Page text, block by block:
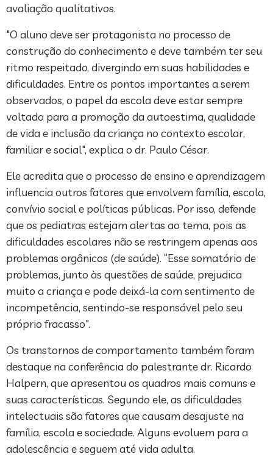
avaliação qualitativos.
"O aluno deve ser protagonista no processo de
construção do conhecimento e deve também ter seu
ritmo respeitado, divergindo em suas habilidades e
dificuldades. Entre os pontos importantes a serem
observados, o papel da escola deve estar sempre
voltado para a promoção da autoestima, qualidade
de vida e inclusão da criança no contexto escolar,
familiar e social", explica o dr. Paulo César.
Ele acredita que o processo de ensino e aprendizagem
influencia outros fatores que envolvem família, escola,
convívio social e políticas públicas. Por isso, defende
que os pediatras estejam alertas ao tema, pois as
dificuldades escolares não se restringem apenas aos
problemas orgânicos (de saúde). “Esse somatório de
problemas, junto às questões de saúde, prejudica
muito a criança e pode deixá-la com sentimento de
incompetência, sentindo-se responsável pelo seu
próprio fracasso".
Os transtornos de comportamento também foram
destaque na conferência do palestrante dr. Ricardo
Halpern, que apresentou os quadros mais comuns e
suas características. Segundo ele, as dificuldades
intelectuais são fatores que causam desajuste na
família, escola e sociedade. Alguns evoluem para a
adolescência e seguem até vida adulta.